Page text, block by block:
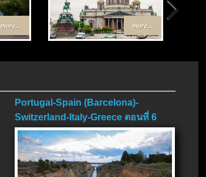
more... more...
Portugal-Spain (Barcelona)-
Switzerland-Italy-Greece ตอนที่ 6
ตอนจบ